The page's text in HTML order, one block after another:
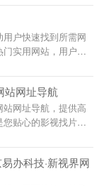
用户快速找到所需网
实用网站，用户可
站网址导航
网址导航，提供高
贴心的影视找片导
办科技·新视界网